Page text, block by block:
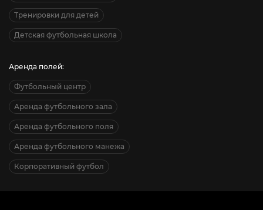
Тренировки для детей
Детская футбольная школа
Аренда полей:
Футбольный центр
Аренда футбольного зала
Аренда футбольного поля
Аренда футбольного манежа
Корпоративный футбол